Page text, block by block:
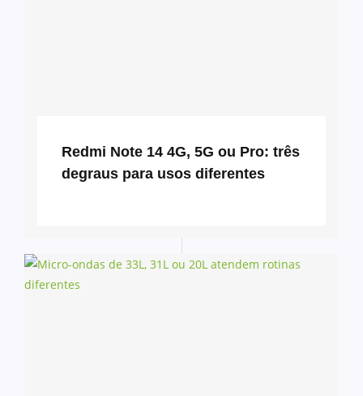
Redmi Note 14 4G, 5G ou Pro: três
degraus para usos diferentes